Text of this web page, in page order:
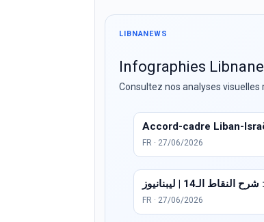
LIBNANEWS
Infographies
Consultez nos analyses
Accord-cadre Liban-
FR · 27/06/2026
الـ14 | ليبنانيوز
FR · 27/06/2026